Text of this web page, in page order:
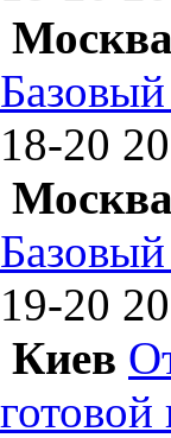
Москва
18-20
Москва
19-20
Киев